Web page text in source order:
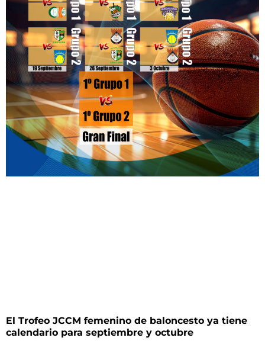
El Trofeo JCCM femenino de baloncesto ya tiene
calendario para septiembre y octubre